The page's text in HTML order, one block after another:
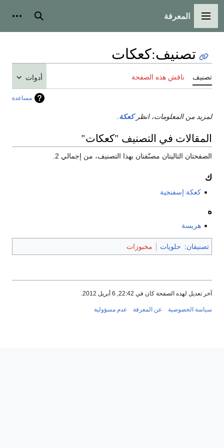
القائمة الرئيسية
المعرفة بحث
تصنيف:كعكات
تصنيف ناقش هذه الصفحة أدوات
مساعدة
لمزيد من المعلومات، انظركعكة
المقالات في التصنيف "كعكات"
الصفحتان التاليتان مصنّفتان بهذا التصنيف، من إجمالي 2.
ك
كعكة إسفنجية
ه
هريسة
تصنيفان: حلويات مخبوزات
آخر تعديل لهذه الصفحة كان في 22:42, 6 أبريل 2012.
سياسة الخصوصية عن المعرفة عدم مسؤولية